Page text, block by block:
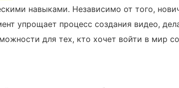
навыками. Независимо от того,
упрощает процесс создания видео,
для тех, кто хочет войти в мир